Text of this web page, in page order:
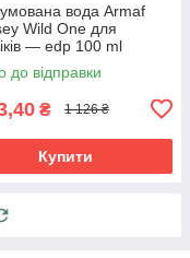
вода Armaf
Wild One для
— edp 100 ml
до відправки
₴ 1 126 ₴
Купити